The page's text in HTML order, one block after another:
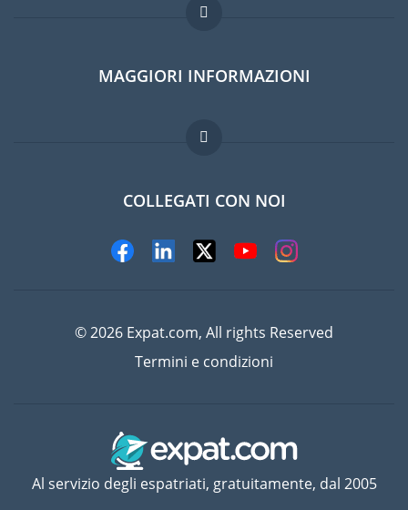
Forum per expat
Guida per expat
Lavori all'estero
MAGGIORI INFORMAZIONI
Domande frequenti
COLLEGATI CON NOI
© 2026 Expat.com, All rights Reserved
Termini e condizioni
Al servizio degli espatriati, gratuitamente, dal 2005